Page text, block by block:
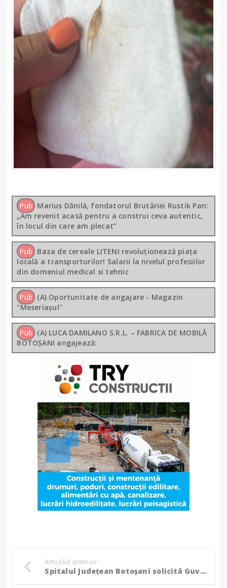
Pub Marius Dănilă, fondatorul Brutăriei Rustik Pan:
„Am revenit acasă pentru a construi ceva autentic,
în locul din care am plecat”
Pub Baza de cereale LITENI revoluționează piața
locală a transporturilor! Salarii la nivelul profesiilor
din domeniul medical si tehnic
Pub (A) Oportunitate de angajare - Magazin
"Meseriașul"
Pub (A) LUCA DAMILANO S.R.L. – FABRICA DE MOBILĂ
BOTOȘANI angajează:
Articolul anterior
Spitalul Judeţean Botoşani solicită Guvernului scoaterea la concurs a 991 de posturi!